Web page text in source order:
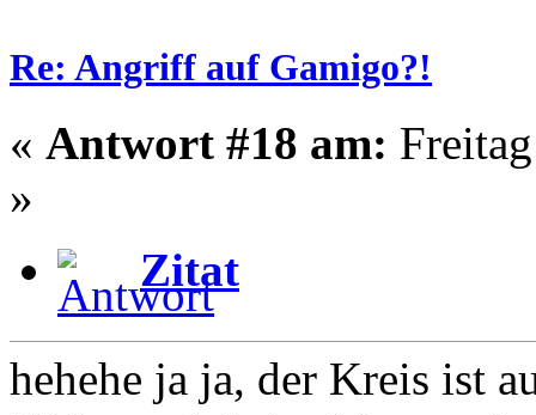
Re: Angriff auf Gamigo?!
« Antwort #18 am:
»
Zitat
hehehe ja ja, der Kreis ist